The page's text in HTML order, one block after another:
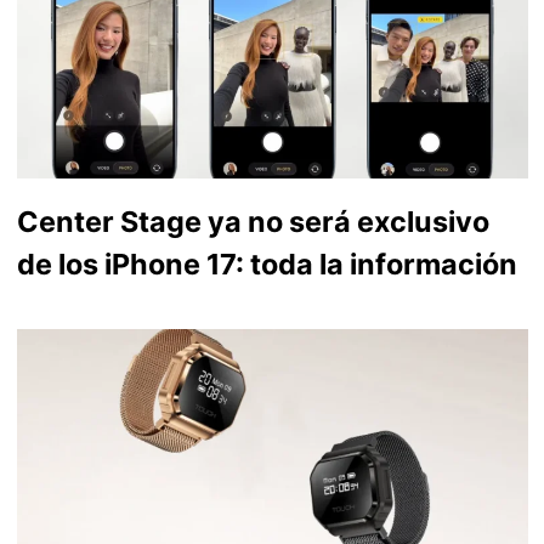
Center Stage ya no será exclusivo
de los iPhone 17: toda la información